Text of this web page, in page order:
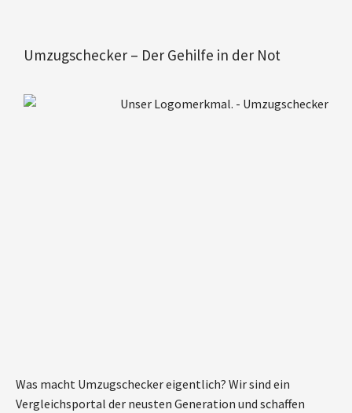
Umzugschecker – Der Gehilfe in der Not
Was macht Umzugschecker eigentlich? Wir sind ein
Vergleichsportal der neusten Generation und schaffen